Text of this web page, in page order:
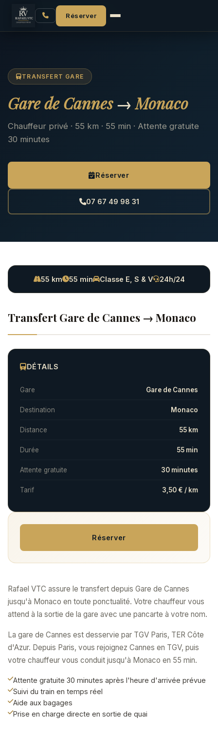
Réserver
Accueil Gare de Cannes → Monaco
TRANSFERT GARE
Gare de Cannes→Monaco
Chauffeur privé · 55 km · 55 min · Attente gratuite
30 minutes
Réserver
07 67 49 98 31
55 km 55 min Classe E, S & V 24h/24
Transfert Gare de Cannes → Monaco
Rafael VTC assure le transfert depuis Gare de Cannes
jusqu'à Monaco en toute ponctualité. Votre chauffeur vous
attend à la sortie de la gare avec une pancarte à votre nom.
La gare de Cannes est desservie par TGV Paris, TER Côte
d'Azur. Depuis Paris, vous rejoignez Cannes en TGV, puis
votre chauffeur vous conduit jusqu'à Monaco en 55 min.
Attente gratuite 30 minutes après l'heure d'arrivée prévue
Suivi du train en temps réel
Aide aux bagages
Prise en charge directe en sortie de quai
DÉTAILS
Gare Gare de Cannes
Destination Monaco
Distance 55 km
Durée 55 min
Attente gratuite 30 minutes
Tarif 3,50 € / km
Réserver